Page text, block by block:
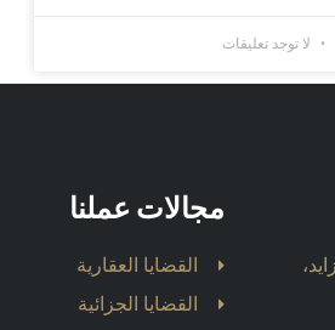
لا توجد تعليقات
مجالات عملنا
القضايا العقارية
القضايا الجزائية